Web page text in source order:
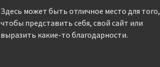
Здесь может быть отличное место для того,
чтобы представить себя, свой сайт или
выразить какие-то благодарности.